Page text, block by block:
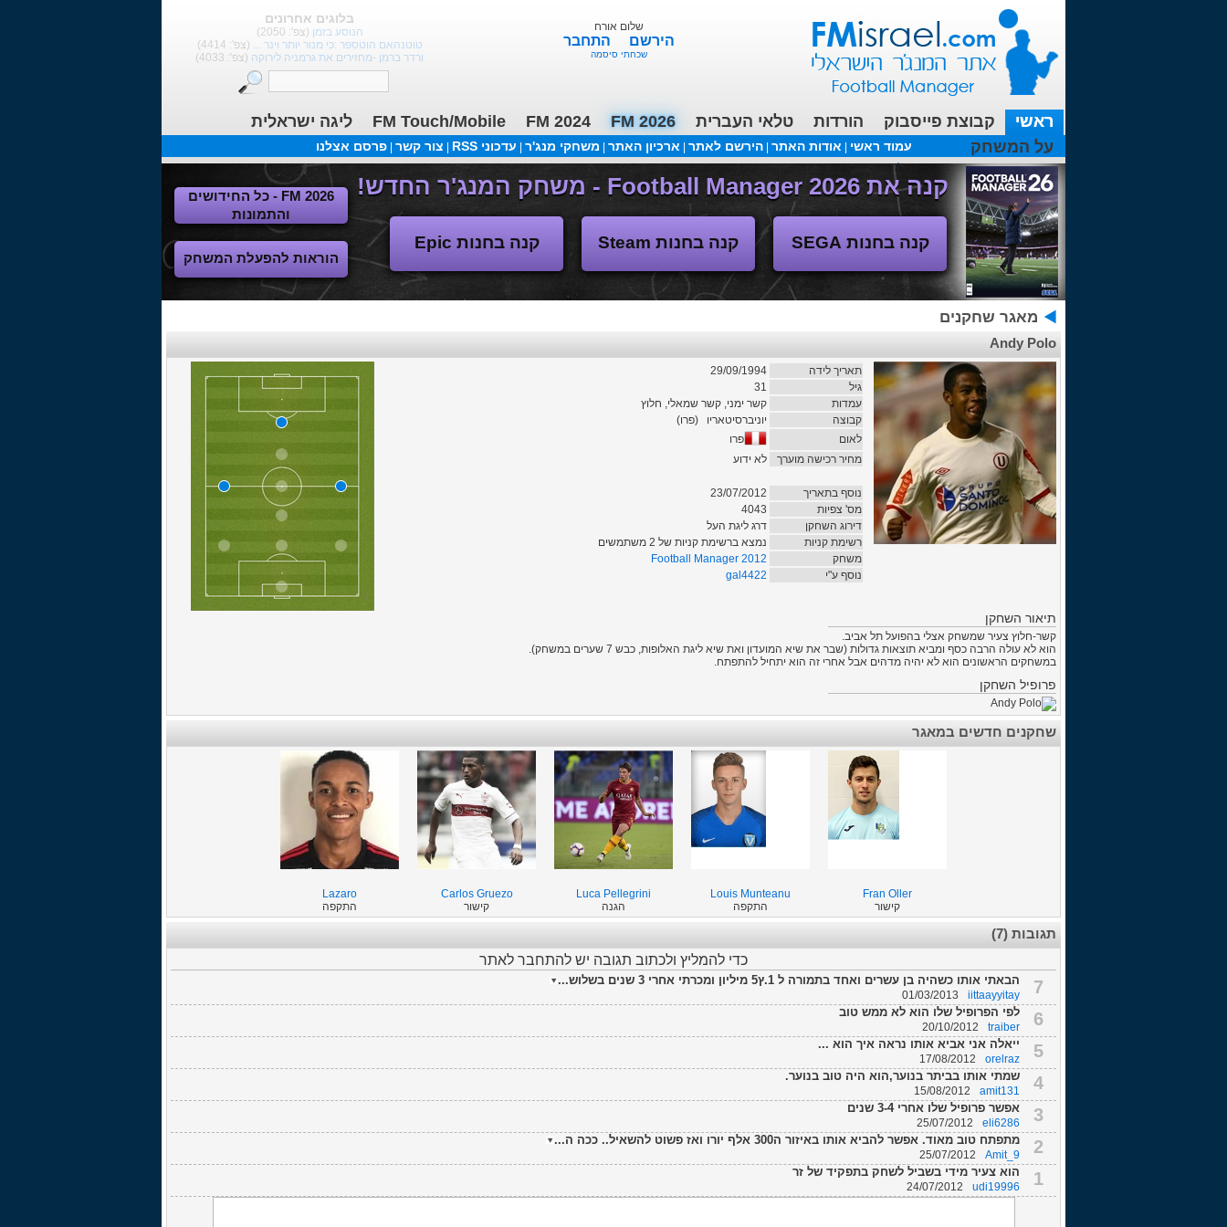
בלוגים אחרונים
הנוסע בזמן (צפ': 2050)
טוטנהאם הוטספר :כי מנור יותר וינר ... (צפ': 4414)
ורדר ברמן -מחזירים את גרמניה לירוקה (צפ': 4033)
שלום אורח
הירשם התחבר
שכחתי סיסמה
ראשי קבוצת פייסבוק הורדות טלאי העברית FM 2026
FM 2024
FM Touch/Mobile
ליגה ישראלית
על המשחק
עמוד ראשי אודות האתר |הירשם לאתר ארכיון האתר משחקי מנג'ר עדכוני RSS צור קשר פרסם אצלנו
עכשיו בפורומים:FM19- איך יוצאים לחופשה עם המאמן ?
קנה את Football Manager 2026 - משחק המנג'ר החדש!
קנה בחנות SEGA קנה בחנות Steam קנה בחנות Epic
FM 2026 - כל החידושים
והתמונות
הוראות להפעלת המשחק
מאגר שחקנים
Andy Polo
תאריך לידה
29/09/1994
גיל
31
עמדות
קשר ימני, קשר שמאלי, חלוץ
קבוצה
יוניברסיטאריו (פרו)
לאום
פרו
מחיר רכישה מוערך
לא ידוע
נוסף בתאריך
23/07/2012
מס' צפיות
4043
דירוג השחקן
דרג ליגת העל
רשימת קניות
נמצא ברשימת קניות של 2 משתמשים
משחק
Football Manager 2012
נוסף ע"י
gal4422
תיאור השחקן
קשר-חלוץ צעיר שמשחק אצלי בהפועל תל אביב.
הוא לא עולה הרבה כסף ומביא תוצאות גדולות (שבר את שיא המועדון ואת שיא ליגת האלופות, כבש 7 שערים במשחק).
במשחקים הראשונים הוא לא יהיה מדהים אבל אחרי זה הוא יתחיל להתפתח.
פרופיל השחקן
שחקנים חדשים במאגר
Fran Oller
קישור
Louis Munteanu
התקפה
Luca Pellegrini
הגנה
Carlos Gruezo
קישור
Lazaro
התקפה
תגובות (7)
כדי להמליץ ולכתוב תגובה יש להתחבר לאתר
7 הבאתי אותו כשהיה בן עשרים ואחד בתמורה ל 1.ץ5 מיליון ומכרתי אחרי 3 שנים בשלוש...
iittaayyitay
01/03/2013
6 לפי הפרופיל שלו הוא לא ממש טוב
traiber
20/10/2012
5 ייאלה אני אביא אותו נראה איך הוא ...
orelraz
17/08/2012
4 שמתי אותו בביתר בנוער,הוא היה טוב בנוער.
amit131
15/08/2012
3 אפשר פרופיל שלו אחרי 3-4 שנים
eli6286
25/07/2012
2 מתפתח טוב מאוד. אפשר להביא אותו באיזור ה300 אלף יורו ואז פשוט להשאיל.. ככה ה...
Amit_9
25/07/2012
1 הוא צעיר מידי בשביל לשחק בתפקיד של זר
udi19996
24/07/2012